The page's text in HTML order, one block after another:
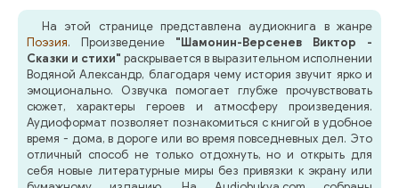
На этой странице представлена аудиокнига в жанре
Поэзия. Произведение "Шамонин-Версенев Виктор -
Сказки и стихи" раскрывается в выразительном исполнении
Водяной Александр, благодаря чему история звучит ярко и
эмоционально. Озвучка помогает глубже прочувствовать
сюжет, характеры героев и атмосферу произведения.
Аудиоформат позволяет познакомиться с книгой в удобное
время - дома, в дороге или во время повседневных дел. Это
отличный способ не только отдохнуть, но и открыть для
себя новые литературные миры без привязки к экрану или